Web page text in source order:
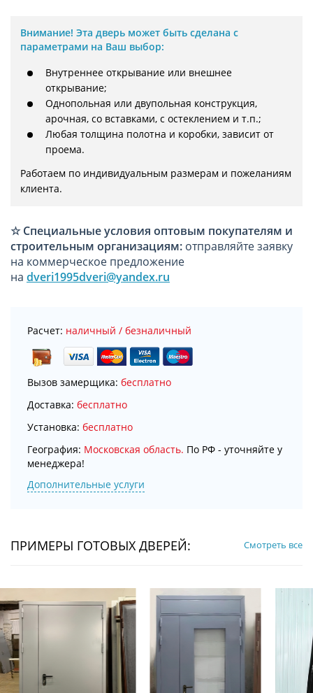
Внимание! Эта дверь может быть сделана с
параметрами на Ваш выбор:
Внутреннее открывание или внешнее
открывание;
Однопольная или двупольная конструкция,
арочная, со вставками, с остеклением и т.п.;
Любая толщина полотна и коробки, зависит от
проема.
Работаем по индивидуальным размерам и пожеланиям
клиента.
☆Специальные условия оптовым покупателям и
строительным организациям: отправляйте заявку
на коммерческое предложение
на dveri1995dveri@yandex.ru
Расчет: наличный / безналичный
Вызов замерщика: бесплатно
Доставка: бесплатно
Установка: бесплатно
География: Московская область. По РФ - уточняйте у
менеджера!
Дополнительные услуги
ПРИМЕРЫ ГОТОВЫХ ДВЕРЕЙ: Смотреть все